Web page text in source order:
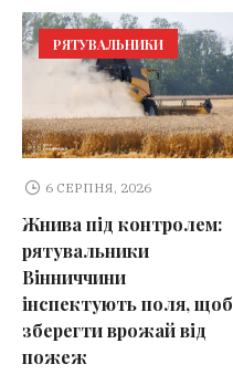
РЯТУВАЛЬНИКИ
6 СЕРПНЯ, 2026
Жнива під контролем:
рятувальники
Вінниччини
інспектують поля, щоб
зберегти врожай від
пожеж